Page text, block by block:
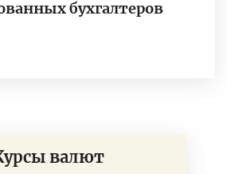
бухгалтеров
валют